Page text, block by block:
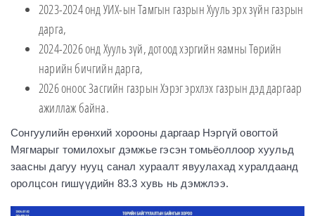
2023-2024 онд УИХ-ын Тамгын газрын Хууль эрх зүйн газрын
дарга,
2024-2026 онд Хууль зүй, дотоод хэргийн яамны Төрийн
нарийн бичгийн дарга,
2026 оноос Засгийн газрын Хэрэг эрхлэх газрын дэд даргаар
ажиллаж байна.
Сонгуулийн ерөнхий хорооны даргаар Нэргүй овогтой
Мягмарыг томилохыг дэмжье гэсэн томьёоллоор хуульд
заасны дагуу нууц санал хураалт явуулахад хуралдаанд
оролцсон гишүүдийн 83.3 хувь нь дэмжлээ.